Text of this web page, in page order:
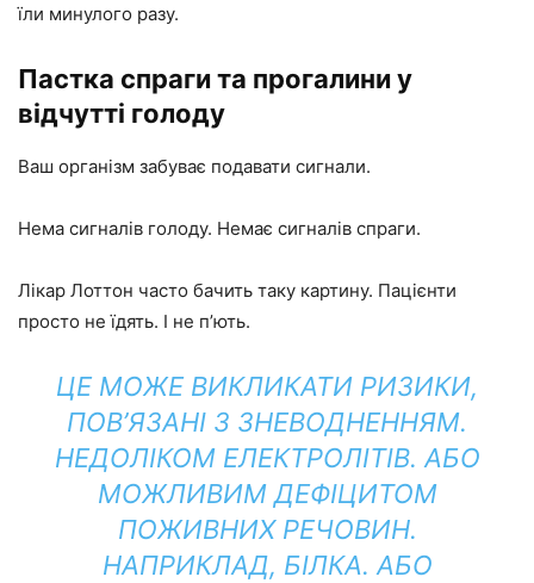
їли минулого разу.
Пастка спраги та прогалини у
відчутті голоду
Ваш організм забуває подавати сигнали.
Нема сигналів голоду. Немає сигналів спраги.
Лікар Лоттон часто бачить таку картину. Пацієнти
просто не їдять. І не п’ють.
ЦЕ МОЖЕ ВИКЛИКАТИ РИЗИКИ,
ПОВ’ЯЗАНІ З ЗНЕВОДНЕННЯМ.
НЕДОЛІКОМ ЕЛЕКТРОЛІТІВ. АБО
МОЖЛИВИМ ДЕФІЦИТОМ
ПОЖИВНИХ РЕЧОВИН.
НАПРИКЛАД, БІЛКА. АБО